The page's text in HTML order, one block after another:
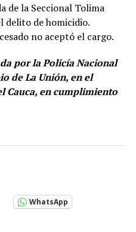
de la Seccional Tolima
delito de homicidio.
no aceptó el cargo.
por la Policía Nacional
de La Unión, en el
Cauca, en cumplimiento
WhatsApp